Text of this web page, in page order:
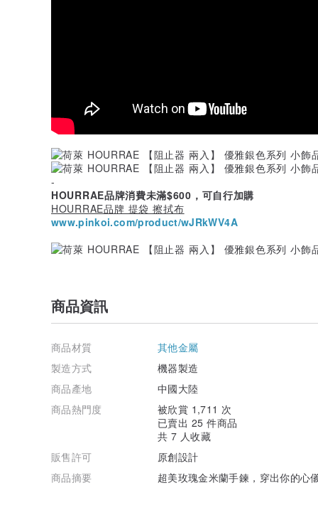
-
HOURRAE品牌消費未滿$600，可自行加購
HOURRAE品牌 提袋 擦拭布
www.pinkoi.com/product/wJRkWV4A
商品資訊
商品材質
其他金屬
製造方式
機器製造
商品產地
中國大陸
商品熱門度
被欣賞 1,711 次
已賣出 25 件商品
共 7 人收藏
販售許可
原創設計
商品摘要
超美玫瑰金米蘭手鍊，穿出你的心